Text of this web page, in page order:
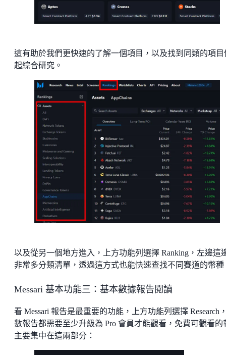
這有助於我們更快速的了解一個項目，以及找到同類的項目
起綜合研究。
以及從另一個地方進入，上方功能列選擇 Ranking，左邊這
非常多分類清單，透過這方式也能快速查找不同賽道的幣種
Messari 基本功能三：基本數據報告閱讀
看 Messari 報告是最重要的功能，上方功能列選擇 Research
數報告都需要至少升級為 Pro 會員才能觀看，免費可觀看的
主要集中在這兩部分：